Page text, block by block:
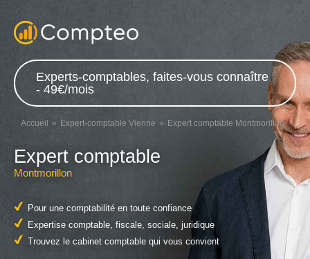
Experts-comptables, faites-vous connaître
- 49€/mois
Accueil Expert-comptable Vienne Expert comptable Montmorillon
Expert comptable
Montmorillon
Pour une comptabilité en toute confiance
Expertise comptable, fiscale, sociale, juridique
Trouvez le cabinet comptable qui vous convient